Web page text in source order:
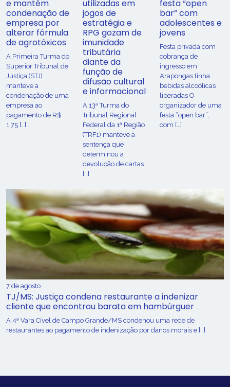
e mantém
condenação de
empresa por
alterar fórmula
de agrotóxicos
​A Primeira Turma do
Superior Tribunal de
Justiça (STJ)
manteve a
condenação de uma
empresa ao
pagamento de R$
1,75 […]
utilizadas em
jogos de
estratégia e
RPG gozam de
imunidade
tributária
diante da
função de
difusão cultural
e informacional
A 13ª Turma do
Tribunal Regional
Federal da 1ª Região
(TRF1) manteve a
sentença que
determinou a
devolução de cartas
[…]
festa “open
bar” com
adolescentes e
jovens
Festa privada com
cobrança de
ingresso em
Arapongas tinha
bebidas alcoólicas
liberadas O
organizador de uma
festa “open bar”,
com […]
7 de agosto
TJ/MS: Justiça condena restaurante a indenizar
cliente que encontrou barata em hambúrguer
A 4ª Vara Cível de Campo Grande/MS condenou uma rede de
restaurantes ao pagamento de indenização por danos morais e […]